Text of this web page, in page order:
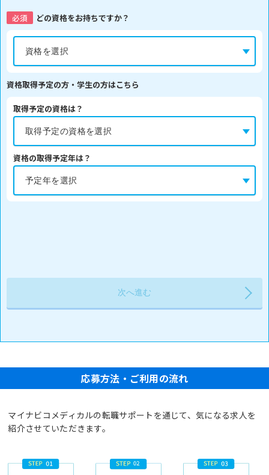
必須 どの資格をお持ちですか？
資格取得予定の方・学生の方はこちら
取得予定の資格は？
資格の取得予定年は？
応募方法・ご利用の流れ
マイナビコメディカルの転職サポートを通じて、気になる求人を
紹介させていただきます。